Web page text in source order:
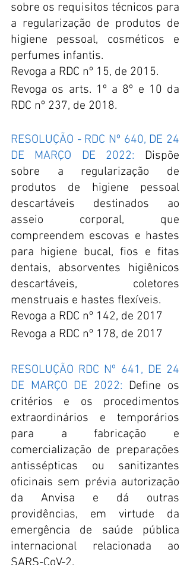
sobre os requisitos técnicos para
a regularização de produtos de
higiene pessoal, cosméticos e
perfumes infantis.
Revoga a RDC nº 15, de 2015.
Revoga os arts. 1º a 8º e 10 da
RDC nº 237, de 2018.
RESOLUÇÃO - RDC Nº 640, DE 24
DE MARÇO DE 2022: Dispõe
sobre a regularização de
produtos de higiene pessoal
descartáveis destinados ao
asseio corporal, que
compreendem escovas e hastes
para higiene bucal, fios e fitas
dentais, absorventes higiênicos
descartáveis, coletores
menstruais e hastes flexíveis.
Revoga a RDC nº 142, de 2017
Revoga a RDC nº 178, de 2017
RESOLUÇÃO RDC Nº 641, DE 24
DE MARÇO DE 2022: Define os
critérios e os procedimentos
extraordinários e temporários
para a fabricação e
comercialização de preparações
antissépticas ou sanitizantes
oficinais sem prévia autorização
da Anvisa e dá outras
providências, em virtude da
emergência de saúde pública
internacional relacionada ao